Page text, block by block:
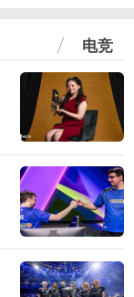
电竞